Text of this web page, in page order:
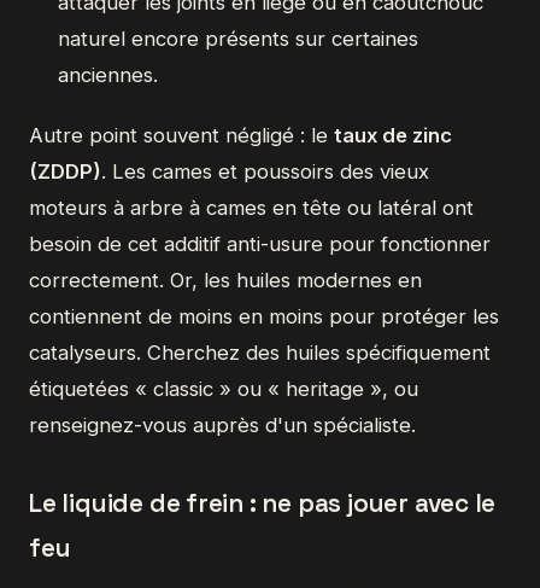
naturel encore présents sur certaines
anciennes.
Autre point souvent négligé : le taux de zinc
(ZDDP). Les cames et poussoirs des vieux
moteurs à arbre à cames en tête ou latéral ont
besoin de cet additif anti-usure pour fonctionner
correctement. Or, les huiles modernes en
contiennent de moins en moins pour protéger les
catalyseurs. Cherchez des huiles spécifiquement
étiquetées « classic » ou « heritage », ou
renseignez-vous auprès d'un spécialiste.
Le liquide de frein : ne pas jouer avec le
feu